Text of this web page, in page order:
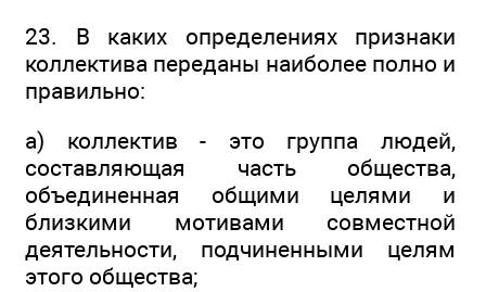
23. В каких определениях признаки
коллектива переданы наиболее полно и
правильно:
а) коллектив - это группа людей,
составляющая часть общества,
объединенная общими целями и
близкими мотивами совместной
деятельности, подчиненными целям
этого общества;